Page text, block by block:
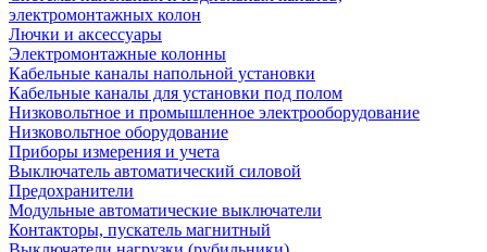
электромонтажных колон
Лючки и аксессуары
Электромонтажные колонны
Кабельные каналы напольной установки
Кабельные каналы для установки под полом
Низковольтное и промышленное электрооборудование
Низковольтное оборудование
Приборы измерения и учета
Выключатель автоматический силовой
Предохранители
Модульные автоматические выключатели
Контакторы, пускатель магнитный